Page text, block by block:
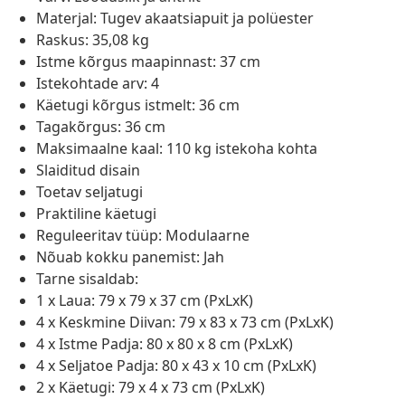
Materjal: Tugev akaatsiapuit ja polüester
Raskus: 35,08 kg
Istme kõrgus maapinnast: 37 cm
Istekohtade arv: 4
Käetugi kõrgus istmelt: 36 cm
Tagakõrgus: 36 cm
Maksimaalne kaal: 110 kg istekoha kohta
Slaiditud disain
Toetav seljatugi
Praktiline käetugi
Reguleeritav tüüp: Modulaarne
Nõuab kokku panemist: Jah
Tarne sisaldab:
1 x Laua: 79 x 79 x 37 cm (PxLxK)
4 x Keskmine Diivan: 79 x 83 x 73 cm (PxLxK)
4 x Istme Padja: 80 x 80 x 8 cm (PxLxK)
4 x Seljatoe Padja: 80 x 43 x 10 cm (PxLxK)
2 x Käetugi: 79 x 4 x 73 cm (PxLxK)